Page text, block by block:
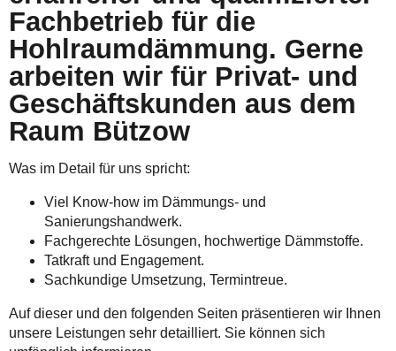
Fachbetrieb für die
Hohlraumdämmung. Gerne
arbeiten wir für Privat- und
Geschäftskunden aus dem
Raum Bützow
Was im Detail für uns spricht:
Viel Know-how im Dämmungs- und
Sanierungshandwerk.
Fachgerechte Lösungen, hochwertige Dämmstoffe.
Tatkraft und Engagement.
Sachkundige Umsetzung, Termintreue.
Auf dieser und den folgenden Seiten präsentieren wir Ihnen
unsere Leistungen sehr detailliert. Sie können sich